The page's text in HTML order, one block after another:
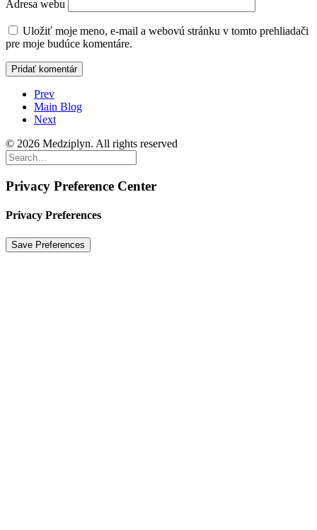
Adresa webu
Uložiť moje meno, e-mail a webovú stránku v tomto prehliadači
pre moje budúce komentáre.
Prev
Main Blog
Next
© 2026 Medziplyn. All rights reserved
Privacy Preference Center
Privacy Preferences